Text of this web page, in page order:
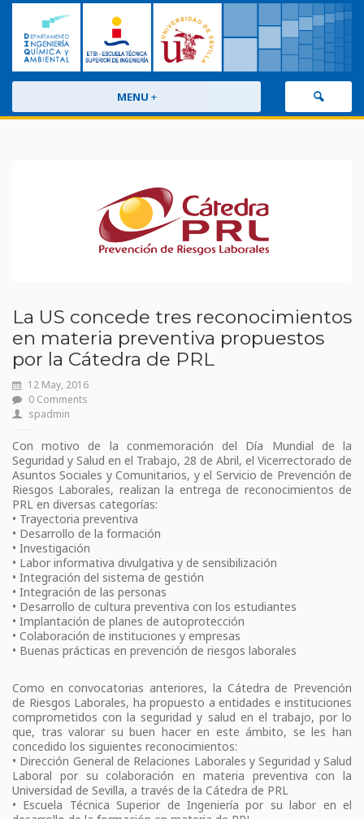
MENU +
La US concede tres reconocimientos
en materia preventiva propuestos
por la Cátedra de PRL
12 May, 2016
0 Comments
spadmin
Con motivo de la conmemoración del Día Mundial de la
Seguridad y Salud en el Trabajo, 28 de Abril, el Vicerrectorado de
Asuntos Sociales y Comunitarios, y el Servicio de Prevención de
Riesgos Laborales, realizan la entrega de reconocimientos de
PRL en diversas categorías:
• Trayectoria preventiva
• Desarrollo de la formación
• Investigación
• Labor informativa divulgativa y de sensibilización
• Integración del sistema de gestión
• Integración de las personas
• Desarrollo de cultura preventiva con los estudiantes
• Implantación de planes de autoprotección
• Colaboración de instituciones y empresas
• Buenas prácticas en prevención de riesgos laborales
Como en convocatorias anteriores, la Cátedra de Prevención
de Riesgos Laborales, ha propuesto a entidades e instituciones
comprometidos con la seguridad y salud en el trabajo, por lo
que, tras valorar su buen hacer en este ámbito, se les han
concedido los siguientes reconocimientos:
• Dirección General de Relaciones Laborales y Seguridad y Salud
Laboral por su colaboración en materia preventiva con la
Universidad de Sevilla, a través de la Cátedra de PRL
• Escuela Técnica Superior de Ingeniería por su labor en el